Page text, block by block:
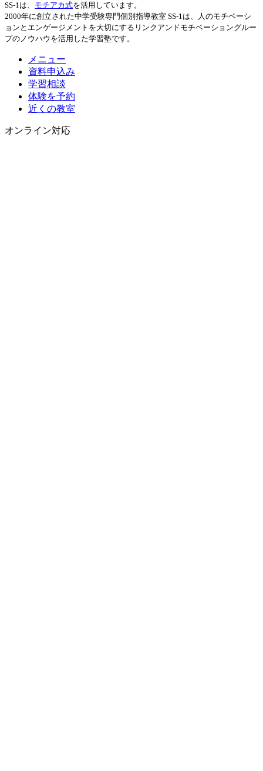
SS-1は、 モチアカ式を活用しています。
2000年に創立された中学受験専門個別指導教室 SS-1は、人のモチベーシ
ョンとエンゲージメントを大切にするリンクアンドモチベーショングルー
プのノウハウを活用した学習塾です。
メニュー
資料申込み
学習相談
体験を予約
近くの教室
オンライン対応